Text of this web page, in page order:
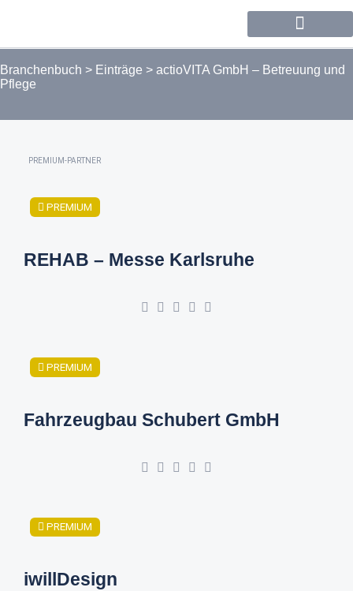
Branchenbuch > Einträge > actioVITA GmbH – Betreuung und
Pflege
PREMIUM-PARTNER
PREMIUM
REHAB – Messe Karlsruhe
PREMIUM
Fahrzeugbau Schubert GmbH
PREMIUM
iwillDesign